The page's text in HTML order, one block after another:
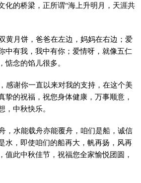
化的桥梁，正所谓"海上升明月，天涯共
黄月饼，爸爸在左边，妈妈在右边；爱
中有我，我中有你；爱情呀，就像五仁
惦念的馅儿很多。
感谢你一直以来对我的支持，在这个美
挚的祝福，祝您身体健康，万事顺意，
，中秋快乐。
，水能载舟亦能覆舟，咱们是船，诚信
水，即使咱们的船再大，帆再扬，风再
值此中秋佳节，祝福您全家愉悦团圆，